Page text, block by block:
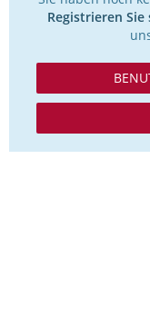
Registrieren